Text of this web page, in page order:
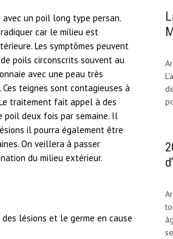
un poil long type persan.
car le milieu est
Les symptômes peuvent
poils circonscrits souvent au
avec une peau très
teignes sont contagieuses à
traitement fait appel à des
deux fois par semaine. Il
il pourra également être
On veillera à passer
du milieu extérieur.
lésions et le germe en cause